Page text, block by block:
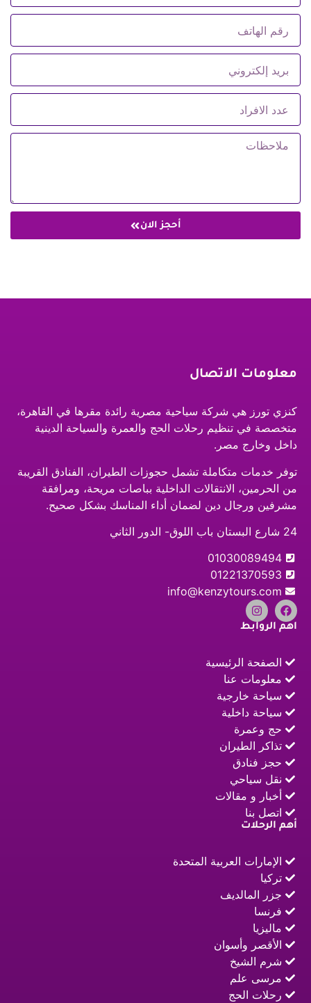
أحجز الان
معلومات الاتصال
كنزي تورز هي شركة سياحية مصرية رائدة مقرها في القاهرة،
متخصصة في تنظيم رحلات الحج والعمرة والسياحة الدينية
داخل وخارج مصر.
توفر خدمات متكاملة تشمل حجوزات الطيران، الفنادق القريبة
من الحرمين، الانتقالات الداخلية بباصات مريحة، ومرافقة
مشرفين ورجال دين لضمان أداء المناسك بشكل صحيح.
24 شارع البستان باب اللوق- الدور الثاني
01030089494
01221370593
info@kenzytours.com
اهم الروابط
الصفحة الرئيسية
معلومات عنا
سياحة خارجية
سياحة داخلية
حج وعمرة
تذاكر الطيران
حجز فنادق
نقل سياحي
أخبار و مقالات
اتصل بنا
أهم الرحلات
الإمارات العربية المتحدة
تركيا
جزر المالديف
فرنسا
ماليزيا
الأقصر وأسوان
شرم الشيخ
مرسى علم
رحلات الحج